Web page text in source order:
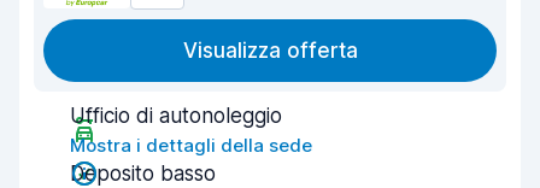
Visualizza offerta
Ufficio di autonoleggio
Mostra i dettagli della sede
Deposito basso